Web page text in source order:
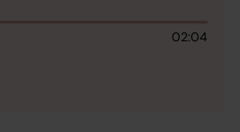
02:04